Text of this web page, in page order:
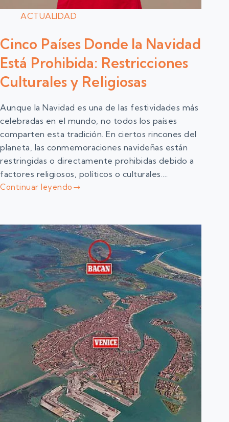
ACTUALIDAD
Cinco Países Donde la Navidad
Está Prohibida: Restricciones
Culturales y Religiosas
Aunque la Navidad es una de las festividades más
celebradas en el mundo, no todos los países
comparten esta tradición. En ciertos rincones del
planeta, las conmemoraciones navideñas están
restringidas o directamente prohibidas debido a
factores religiosos, políticos o culturales.…
Continuar leyendo